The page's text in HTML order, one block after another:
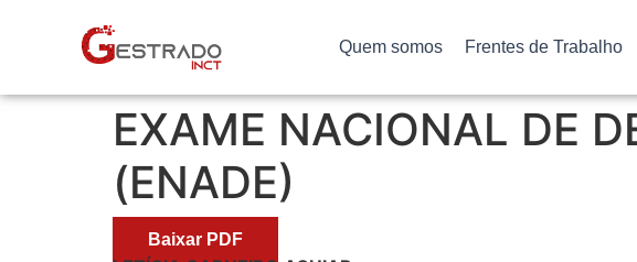
Quem somos Frentes de Trabalho
EXAME NACIONAL DE
(ENADE)
Baixar PDF